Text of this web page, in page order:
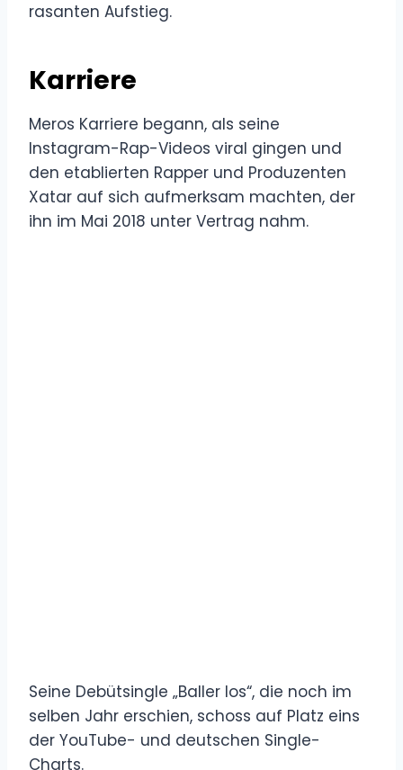
rasanten Aufstieg.
Karriere
Meros Karriere begann, als seine
Instagram-Rap-Videos viral gingen und
den etablierten Rapper und Produzenten
Xatar auf sich aufmerksam machten, der
ihn im Mai 2018 unter Vertrag nahm.
Seine Debütsingle „Baller los“, die noch im
selben Jahr erschien, schoss auf Platz eins
der YouTube- und deutschen Single-
Charts.